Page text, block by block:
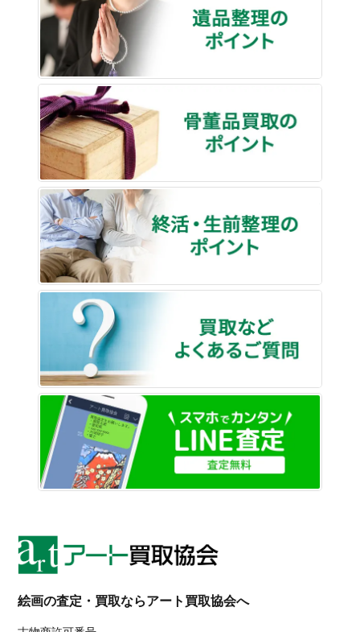
絵画の査定・買取ならアート買取協会へ